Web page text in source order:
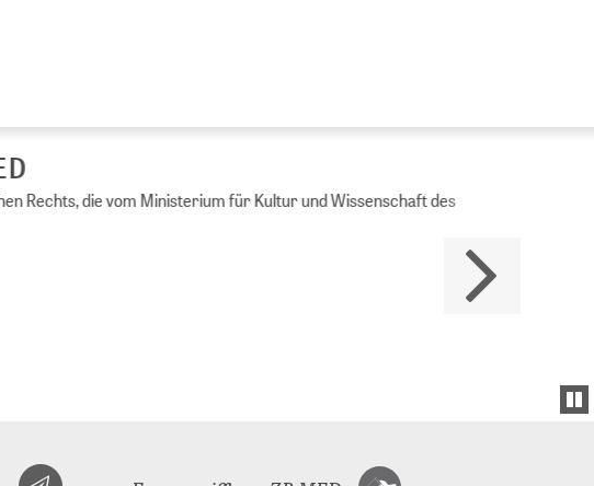
die vom Ministerium für Kultur und Wissenschaft des